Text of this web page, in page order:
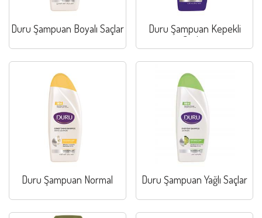
Duru Şampuan Boyalı Saçlar
Duru Şampuan Kepekli
Saçlar
Duru Şampuan Normal Duru Şampuan Yağlı Saçlar